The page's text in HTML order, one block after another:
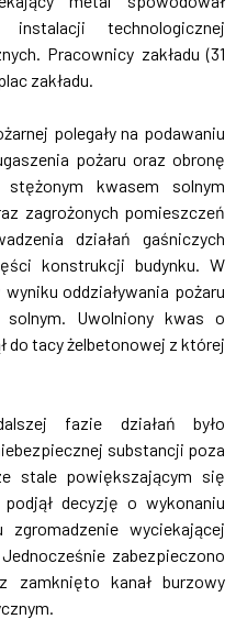
technologicznej
Pracownicy zakładu (31
zakładu.
polegały na podawaniu
pożaru oraz obronę
kwasem solnym
zagrożonych pomieszczeń
działań gaśniczych
konstrukcji budynku. W
oddziaływania pożaru
Uwolniony kwas o
do tacy żelbetonowej z której
fazie działań było
substancji poza
stale powiększającym się
decyzję o wykonaniu
wyciekającej
zabezpieczono
zamknięto kanał burzowy